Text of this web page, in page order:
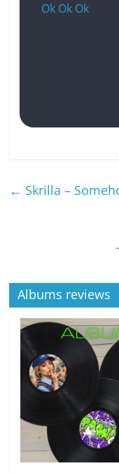
Ok Ok Ok
← Skrilla –
Albums reviews